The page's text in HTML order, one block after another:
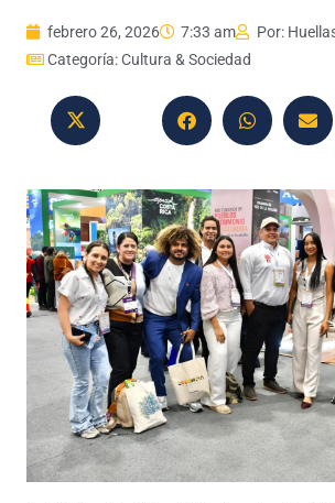
febrero 26, 2026 7:33 am Por:
Categoría:Cultura & Sociedad